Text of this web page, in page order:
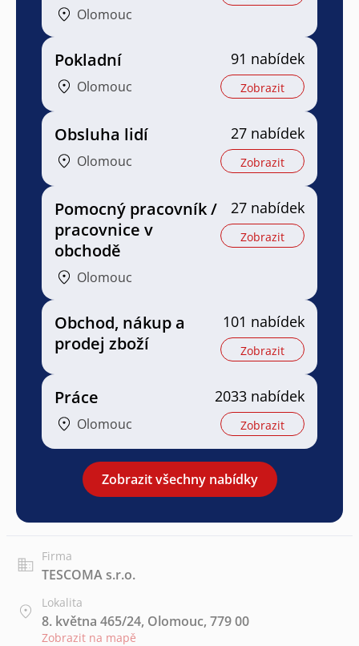
Olomouc
Pokladní
Olomouc
91 nabídek
Zobrazit
Obsluha lidí
Olomouc
27 nabídek
Zobrazit
Pomocný pracovník /
pracovnice v
obchodě
Olomouc
27 nabídek
Zobrazit
Obchod, nákup a
prodej zboží
101 nabídek
Zobrazit
Práce
Olomouc
2033 nabídek
Zobrazit
Zobrazit všechny nabídky
Firma
TESCOMA s.r.o.
Lokalita
8. května 465/24, Olomouc, 779 00
Zobrazit na mapě